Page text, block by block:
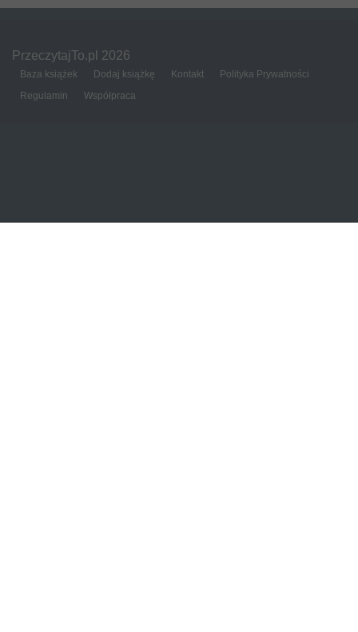
PrzeczytajTo.pl 2026
Baza książek Dodaj książkę Kontakt
Polityka Prywatności
Regulamin
Współpraca